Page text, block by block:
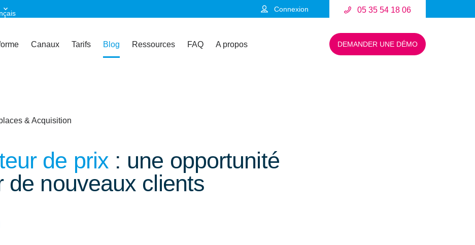
Connexion 05 35 54 18 06
Canaux Tarifs Blog Ressources FAQ A propos DEMANDER UNE DÉMO
& Acquisition
de prix: une opportunité
de nouveaux clients